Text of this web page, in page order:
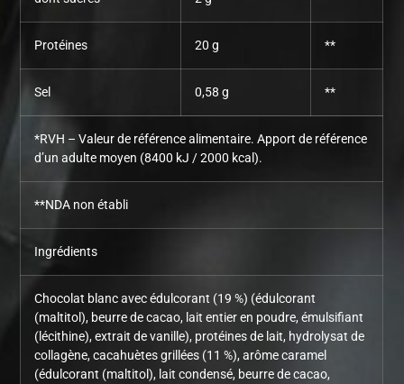
Protéines 20 g **
Sel 0,58 g **
*RVH – Valeur de référence alimentaire. Apport de référence
d’un adulte moyen (8400 kJ / 2000 kcal).
**NDA non établi
Ingrédients
Chocolat blanc avec édulcorant (19 %) (édulcorant
(maltitol), beurre de cacao, lait entier en poudre, émulsifiant
(lécithine), extrait de vanille), protéines de lait, hydrolysat de
collagène, cacahuètes grillées (11 %), arôme caramel
(édulcorant (maltitol), lait condensé, beurre de cacao,